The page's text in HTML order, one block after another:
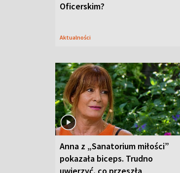
Oficerskim?
Aktualności
Anna z „Sanatorium miłości”
pokazała biceps. Trudno